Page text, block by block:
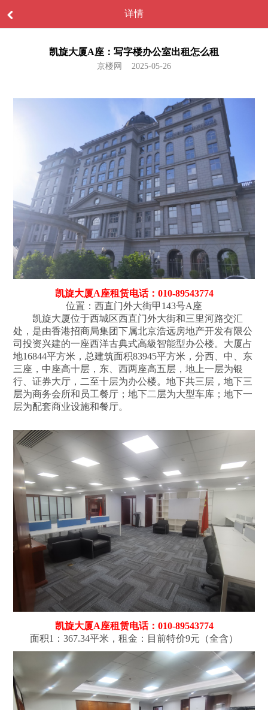
详情
凯旋大厦A座：写字楼办公室出租怎么租
京楼网 2025-05-26
凯旋大厦A座租赁电话：010-89543774
位置：西直门外大街甲143号A座
凯旋大厦位于西城区西直门外大街和三里河路交汇
处，是由香港招商局集团下属北京浩远房地产开发有限公
司投资兴建的一座西洋古典式高級智能型办公楼。大厦占
地16844平方米，总建筑面积83945平方米，分西、中、东
三座，中座高十层，东、西两座高五层，地上一层为银
行、证券大厅，二至十层为办公楼。地下共三层，地下三
层为商务会所和员工餐厅；地下二层为大型车库；地下一
层为配套商业设施和餐厅。
凯旋大厦A座租赁电话：010-89543774
面积1：367.34平米，租金：目前特价9元（全含）